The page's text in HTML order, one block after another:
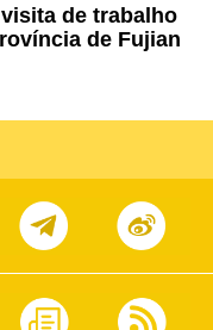
de trabalho
de Fujian